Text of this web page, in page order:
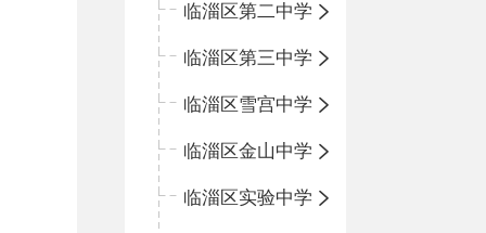
临淄区第二中学
临淄区第三中学
临淄区雪宫中学
临淄区金山中学
临淄区实验中学